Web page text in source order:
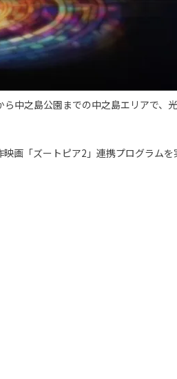
中之島公園までの中之島エリアで、
画「ズートピア2」連携プログラムを